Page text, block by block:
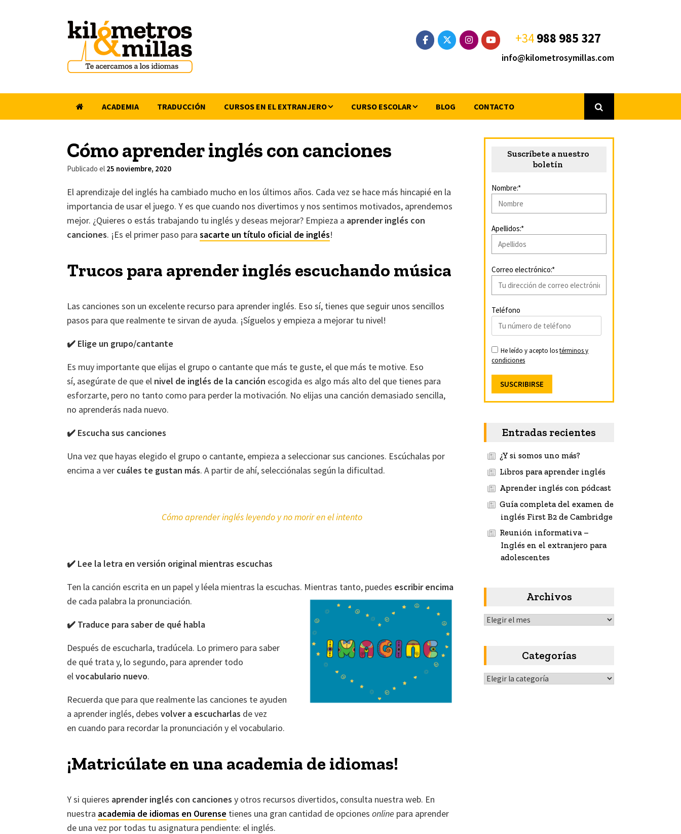
+34 988 985 327
info@kilometrosymillas.com
ACADEMIA TRADUCCIÓN CURSOS EN EL EXTRANJERO CURSO ESCOLAR BLOG CONTACTO
Cómo aprender inglés con canciones
Publicado el 25 noviembre, 2020
El aprendizaje del inglés ha cambiado mucho en los últimos años. Cada vez se hace más hincapié en la
importancia de usar el juego. Y es que cuando nos divertimos y nos sentimos motivados, aprendemos
mejor. ¿Quieres o estás trabajando tu inglés y deseas mejorar? Empieza a aprender inglés con
canciones. ¡Es el primer paso para sacarte un título oficial de inglés!
Trucos para aprender inglés escuchando música
Las canciones son un excelente recurso para aprender inglés. Eso sí, tienes que seguir unos sencillos
pasos para que realmente te sirvan de ayuda. ¡Síguelos y empieza a mejorar tu nivel!
✔️ Elige un grupo/cantante
Es muy importante que elijas el grupo o cantante que más te guste, el que más te motive. Eso
sí, asegúrate de que el nivel de inglés de la canción escogida es algo más alto del que tienes para
esforzarte, pero no tanto como para perder la motivación. No elijas una canción demasiado sencilla,
no aprenderás nada nuevo.
✔️ Escucha sus canciones
Una vez que hayas elegido el grupo o cantante, empieza a seleccionar sus canciones. Escúchalas por
encima a ver cuáles te gustan más. A partir de ahí, selecciónalas según la dificultad.
Cómo aprender inglés leyendo y no morir en el intento
✔️ Lee la letra en versión original mientras escuchas
Ten la canción escrita en un papel y léela mientras la escuchas. Mientras tanto, puedes escribir encima
de cada palabra la pronunciación.
✔️ Traduce para saber de qué habla
Después de escucharla, tradúcela. Lo primero para saber
de qué trata y, lo segundo, para aprender todo
elvocabulario nuevo.
Recuerda que para que realmente las canciones te ayuden
a aprender inglés, debes volver a escucharlas de vez
en cuando para recordar la pronunciación y el vocabulario.
¡Matricúlate en una academia de idiomas!
Y si quieres aprender inglés con canciones y otros recursos divertidos, consulta nuestra web. En
nuestra academia de idiomas en Ourense tienes una gran cantidad de opciones online para aprender
de una vez por todas tu asignatura pendiente: el inglés.
Suscríbete a nuestro
boletín
Nombre:*
Apellidos:*
Correo electrónico:*
Teléfono
He leído y acepto lostérminos y
condiciones
Entradas recientes
¿Y si somos uno más?
Libros para aprender inglés
Aprender inglés con pódcast
Guía completa del examen de
inglés First B2 de Cambridge
Reunión informativa –
Inglés en el extranjero para
adolescentes
Archivos
Archivos
Categorías
Categorías